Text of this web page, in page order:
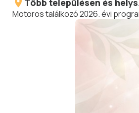
Több településen és
Motoros találkozó 2026. évi